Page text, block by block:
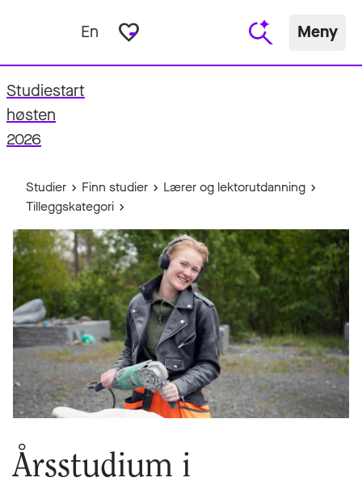
En favorite_border Meny
Studiestart
høsten
2026
Studier Finn studier
Lærer og lektorutdanning
Tilleggskategori
Årsstudium i